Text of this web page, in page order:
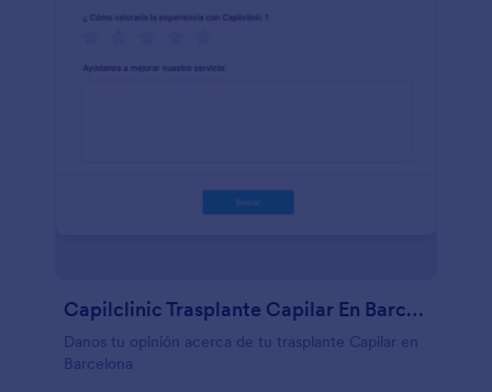
Capilclinic Trasplante Capilar En Barcelona
Danos tu opinión acerca de tu trasplante Capilar en
Barcelona